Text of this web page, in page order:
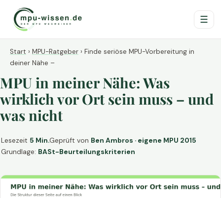
☰
Start › MPU-Ratgeber › Finde seriöse MPU-Vorbereitung in
deiner Nähe –
MPU in meiner Nähe: Was
wirklich vor Ort sein muss – und
was nicht
Lesezeit 5 Min.Geprüft von Ben Ambros · eigene MPU 2015
Grundlage: BASt-Beurteilungskriterien